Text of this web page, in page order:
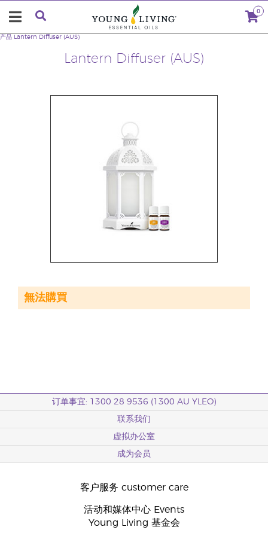
0
Lantern Diffuser (AUS)
产品 Lantern Diffuser (AUS)
無法購買
订单事宜: 1300 28 9536 (1300 AU YLEO)
联系我们
虚拟办公室
成为会员
客户服务 customer care
活动和媒体中心 Events
Young Living 基金会